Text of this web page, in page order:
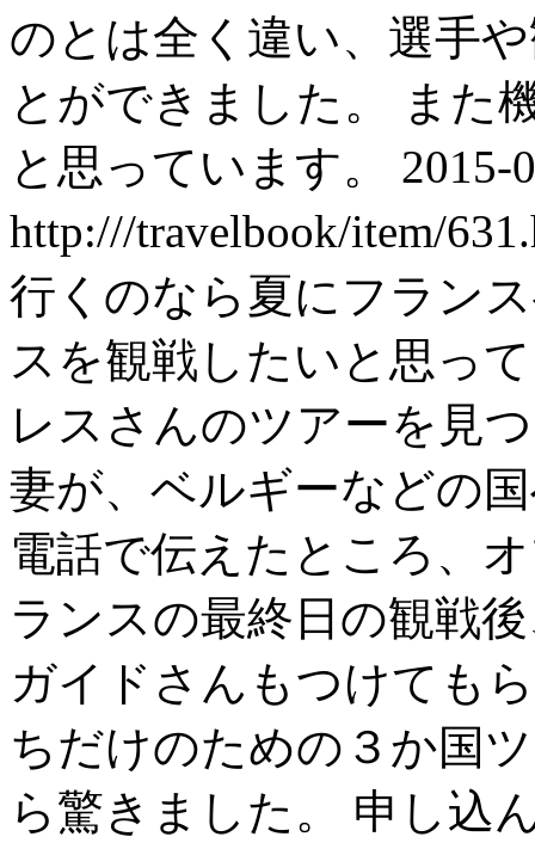
のとは全く違い、選手
とができました。 また
と思っています。 2015-
http:///travelbook/item/
行くのなら夏にフラン
スを観戦したいと思っ
レスさんのツアーを見
妻が、ベルギーなどの
電話で伝えたところ、
ランスの最終日の観戦
ガイドさんもつけても
ちだけのための３か国
ら驚きました。 申し込